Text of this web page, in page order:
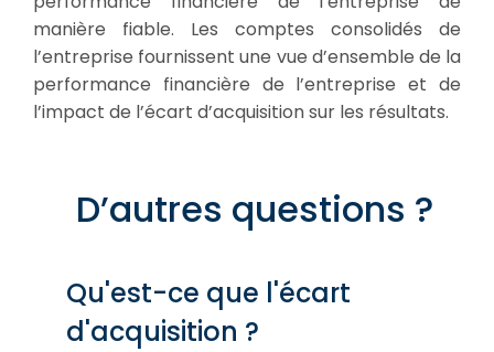
manière fiable. Les comptes consolidés de
l’entreprise fournissent une vue d’ensemble de la
performance financière de l’entreprise et de
l’impact de l’écart d’acquisition sur les résultats.
D’autres questions ?
Qu'est-ce que l'écart
d'acquisition ?